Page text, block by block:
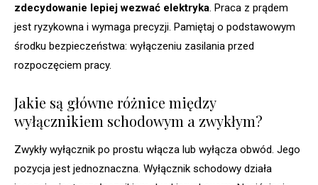
zdecydowanie lepiej wezwać elektryka. Praca z prądem
jest ryzykowna i wymaga precyzji. Pamiętaj o podstawowym
środku bezpieczeństwa: wyłączeniu zasilania przed
rozpoczęciem pracy.
Jakie są główne różnice między
wyłącznikiem schodowym a zwykłym?
Zwykły wyłącznik po prostu włącza lub wyłącza obwód. Jego
pozycja jest jednoznaczna. Wyłącznik schodowy działa